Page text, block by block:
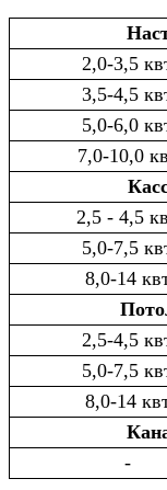
2,0-3,5
3,5-4,5
5,0-6,0
7,0-10,0
2,5 - 4,5
5,0-7,5
8,0-14
2,5-4,5
5,0-7,5
8,0-14
-